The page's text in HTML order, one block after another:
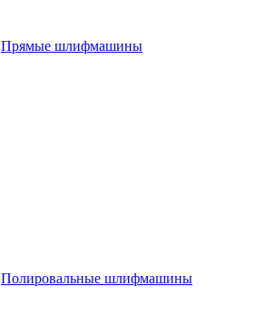
Прямые шлифмашины
Полировальные шлифмашины